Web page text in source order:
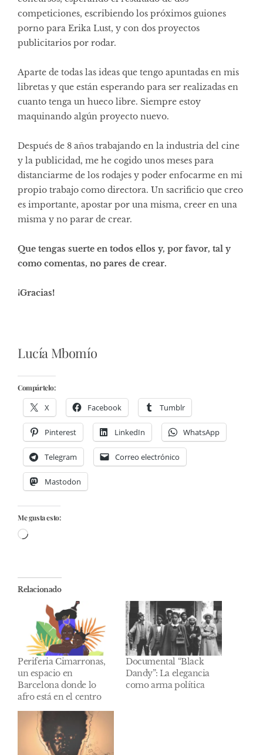
competiciones, escribiendo los próximos guiones
porno para Erika Lust, y con dos proyectos
publicitarios por rodar.
Aparte de todas las ideas que tengo apuntadas en mis
libretas y que están esperando para ser realizadas en
cuanto tenga un hueco libre. Siempre estoy
maquinando algún proyecto nuevo.
Después de 8 años trabajando en la industria del cine
y la publicidad, me he cogido unos meses para
distanciarme de los rodajes y poder enfocarme en mi
propio trabajo como directora. Un sacrificio que creo
es importante, apostar por una misma, creer en una
misma y no parar de crear.
Que tengas suerte en todos ellos y, por favor, tal y
como comentas, no pares de crear.
¡Gracias!
Lucía Mbomío
Compártelo:
X Facebook Tumblr
Pinterest LinkedIn WhatsApp
Telegram Correo electrónico
Mastodon
Me gusta esto:
Cargando...
Relacionado
Periferia Cimarronas,
un espacio en
Barcelona donde lo
afro está en el centro
Documental “Black
Dandy”: La elegancia
como arma política